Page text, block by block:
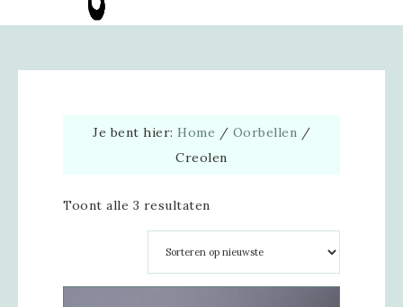
Je bent hier: Home / Oorbellen /
Creolen
Toont alle 3 resultaten